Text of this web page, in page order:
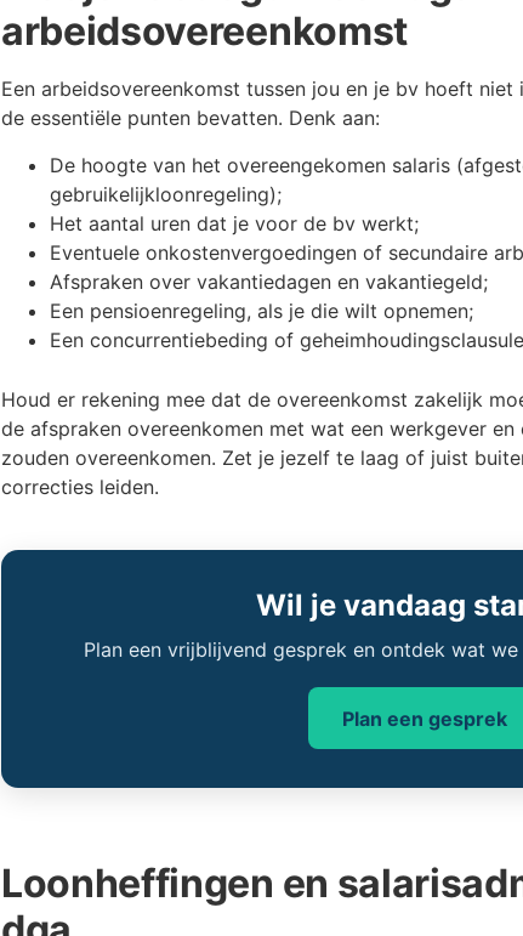
arbeidsovereenkomst
Een arbeidsovereenkomst tussen jou en je bv hoeft
de essentiële punten bevatten. Denk aan:
De hoogte van het overeengekomen salaris
gebruikelijkloonregeling);
Het aantal uren dat je voor de bv werkt;
Eventuele onkostenvergoedingen of secundaire
Afspraken over vakantiedagen en vakantiegeld;
Een pensioenregeling, als je die wilt opnemen;
Een concurrentiebeding of
Houd er rekening mee dat de overeenkomst zakelijk
de afspraken overeenkomen met wat een werkgever
zouden overeenkomen. Zet je jezelf te laag of juist
correcties leiden.
Wil je vandaag
Plan een vrijblijvend gesprek en ontdek wat
Plan een gesprek
Loonheffingen en